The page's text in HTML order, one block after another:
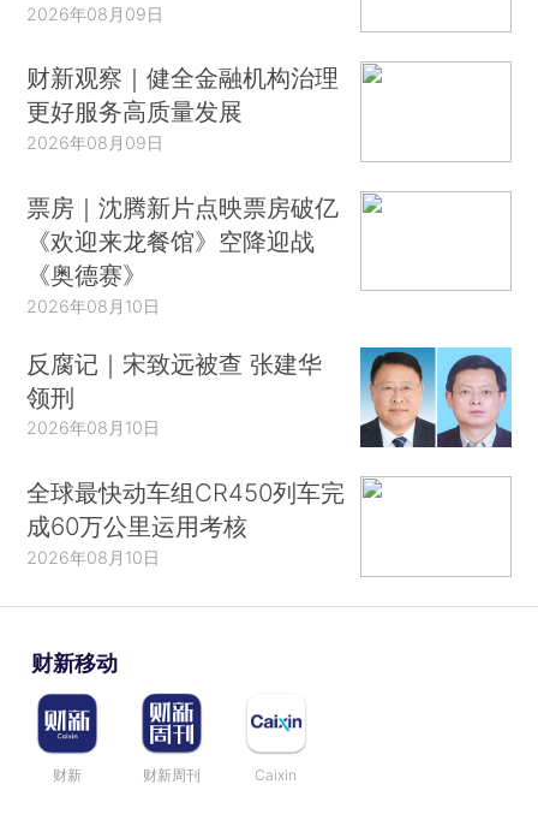
2026年08月09日
财新观察｜健全金融机构治理
更好服务高质量发展
2026年08月09日
票房｜沈腾新片点映票房破亿
《欢迎来龙餐馆》空降迎战
《奥德赛》
2026年08月10日
反腐记｜宋致远被查 张建华
领刑
2026年08月10日
全球最快动车组CR450列车完
成60万公里运用考核
2026年08月10日
财新移动
财新 财新周刊 Caixin